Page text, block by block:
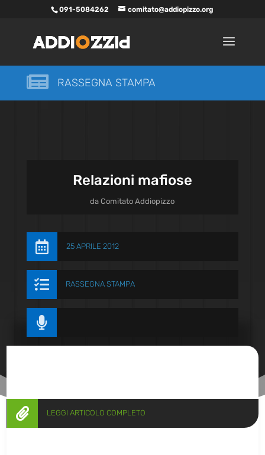
091-5084262 comitato@addiopizzo.org
 RASSEGNA STAMPA
Relazioni mafiose
daComitato Addiopizzo
 25 APRILE 2012
 RASSEGNA STAMPA

 LEGGI ARTICOLO COMPLETO